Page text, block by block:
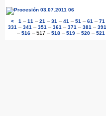
<
1 – 11 – 21 – 31 – 41 – 51 – 61 – 71
331 – 341 – 351 – 361 – 371 – 381 – 391
– 516 – 517 – 518 – 519 – 520 – 521